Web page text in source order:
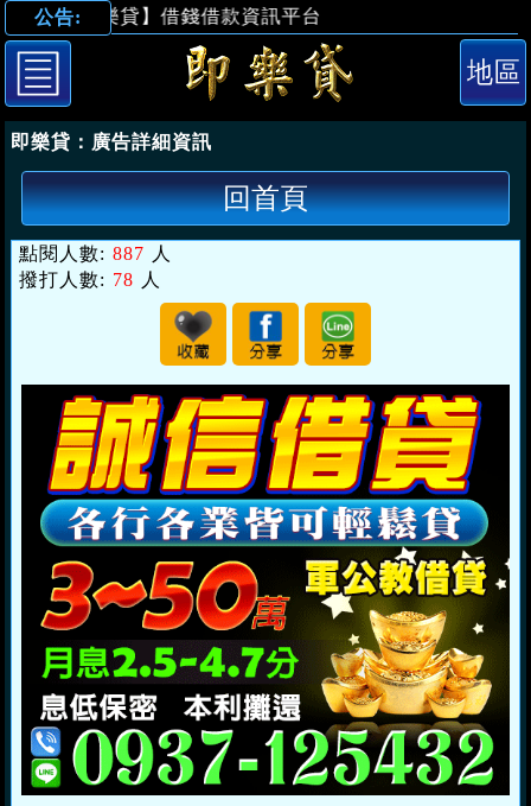
公告:
【即樂貸】借錢借款資訊平台
即樂貸： 廣告詳細資訊
回首頁
點閱人數: 887 人
撥打人數: 78 人